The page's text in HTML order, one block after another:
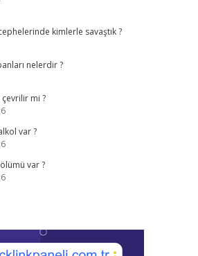
kimlerle savaştık ?
nelerdir ?
çevrilir mi ?
var ?
var ?